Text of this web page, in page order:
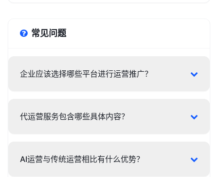
常见问题
企业应该选择哪些平台进行运营推广？
代运营服务包含哪些具体内容？
AI运营与传统运营相比有什么优势？